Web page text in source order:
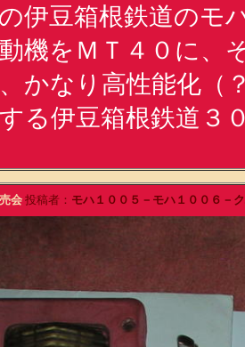
伊豆箱根鉄道のモ
機をＭＴ４０に、
かなり高性能化（
る伊豆箱根鉄道３
会投稿者： モハ１００５－モハ１００６－